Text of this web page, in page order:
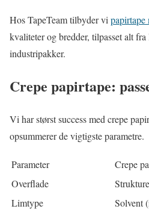
Hos TapeTeam tilbyder vi
kvaliteter og bredder, tilpasset alt
industripakker.
Crepe papirtape:
Vi har størst success med crepe
opsummerer de vigtigste parametre.
Parameter
Crepe
Overflade
Limtype
Solvent